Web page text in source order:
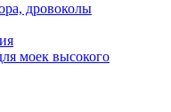
дровоколы
моек высокого